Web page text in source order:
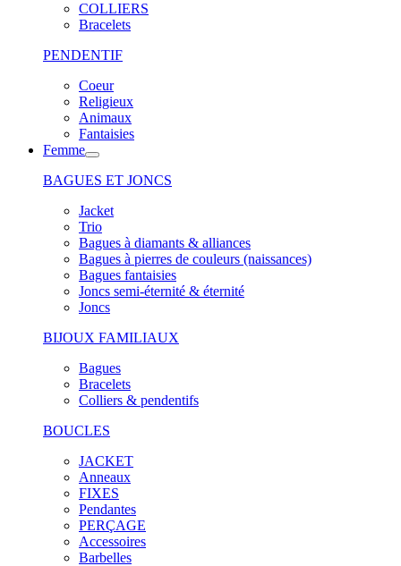
COLLIERS
Bracelets
PENDENTIF
Coeur
Religieux
Animaux
Fantaisies
Femme
BAGUES ET JONCS
Jacket
Trio
Bagues à diamants & alliances
Bagues à pierres de couleurs (naissances)
Bagues fantaisies
Joncs semi-éternité & éternité
Joncs
BIJOUX FAMILIAUX
Bagues
Bracelets
Colliers & pendentifs
BOUCLES
JACKET
Anneaux
FIXES
Pendantes
PERÇAGE
Accessoires
Barbelles